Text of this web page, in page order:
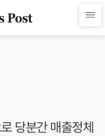
당분간 매출정체